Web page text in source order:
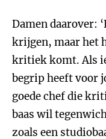
Damen daarover:
krijgen, maar het
kritiek komt. Als
begrip heeft voor
goede chef die
baas wil
zoals een